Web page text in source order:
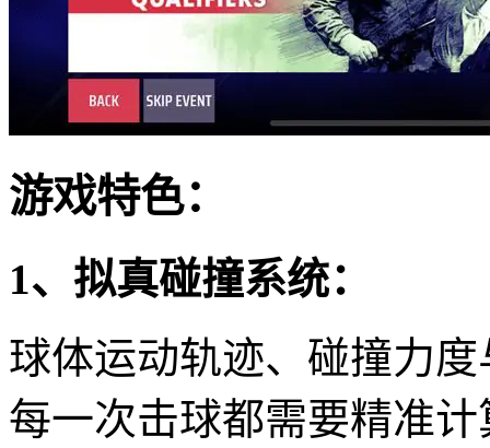
游戏特色：
1、拟真碰撞系统：
球体运动轨迹、碰撞力
每一次击球都需要精准